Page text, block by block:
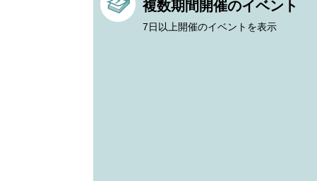
複数期間開催のイベント
7日以上開催のイベントを表示